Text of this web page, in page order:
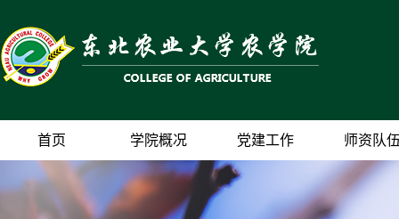
首页 学院概况 党建工作 师资队